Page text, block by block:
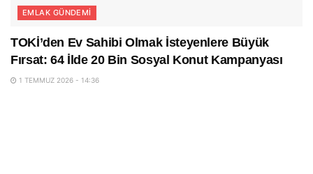
EMLAK GÜNDEMI
TOKİ’den Ev Sahibi Olmak İsteyenlere Büyük
Fırsat: 64 İlde 20 Bin Sosyal Konut Kampanyası
1 TEMMUZ 2026 - 14:36